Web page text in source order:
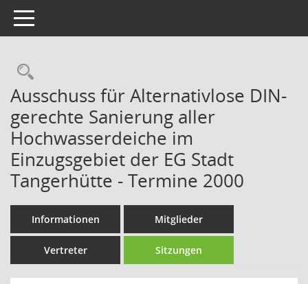
Toggle navigation
Rechercheauswahl
Ausschuss für Alternativlose DIN-
gerechte Sanierung aller
Hochwasserdeiche im
Einzugsgebiet der EG Stadt
Tangerhütte - Termine 2000
Informationen Mitglieder
Vertreter Sitzungen